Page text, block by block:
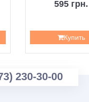
595 грн.
Купить
230-30-00